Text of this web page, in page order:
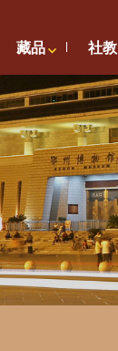
藏品 社教